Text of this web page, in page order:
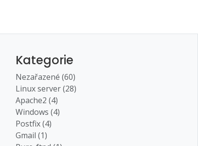
Kategorie
Nezařazené (60)
Linux server (28)
Apache2 (4)
Windows (4)
Postfix (4)
Gmail (1)